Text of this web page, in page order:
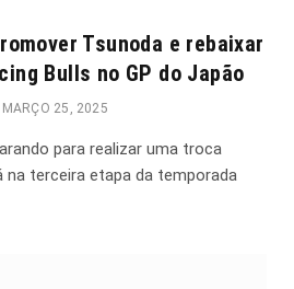
Tsunoda e rebaixar
Bulls no GP do Japão
MARÇO 25, 2025
para realizar uma troca
na terceira etapa da temporada